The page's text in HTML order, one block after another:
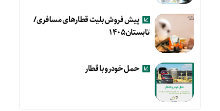
پیش فروش بلیت قطارهای مسافری/
تابستان۱۴۰۵
حمل خودرو با قطار